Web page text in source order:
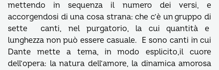
mettendo in sequenza il numero dei versi, e
accorgendosi di una cosa strana: che c’è un gruppo di
sette canti, nel purgatorio, la cui quantità e
lunghezza non può essere casuale. E sono canti in cui
Dante mette a tema, in modo esplicito,il cuore
dell’opera: la natura dell’amore, la dinamica amorosa